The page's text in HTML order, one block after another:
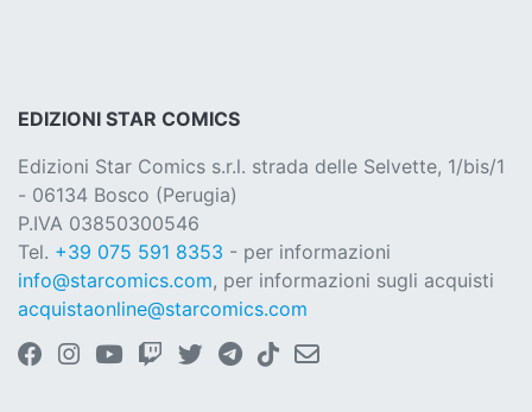
EDIZIONI STAR COMICS
Edizioni Star Comics s.r.l. strada delle Selvette, 1/bis/1
- 06134 Bosco (Perugia)
P.IVA 03850300546
Tel. +39 075 591 8353 - per informazioni
info@starcomics.com, per informazioni sugli acquisti
acquistaonline@starcomics.com